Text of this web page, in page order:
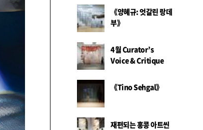
《양혜규: 엇갈린 랑데
부》
4월 Curator’s
Voice & Critique
《Tino Sehgal》
재편되는 홍콩 아트씬